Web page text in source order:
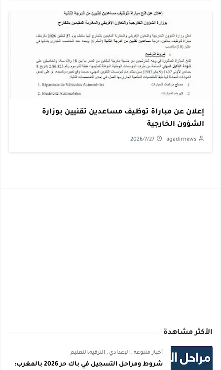
إعلان عن مباراة توظيف مساعدين تقنيين بوزارة
الشؤون الخارجية
agadirnews
2026/7/27
الأكثر مشاهدة
أخبار متنوعة , الإعدادي , الترقية،التعليم
شروط ومراحل التسجيل في باك حر 2026 بالمغرب: